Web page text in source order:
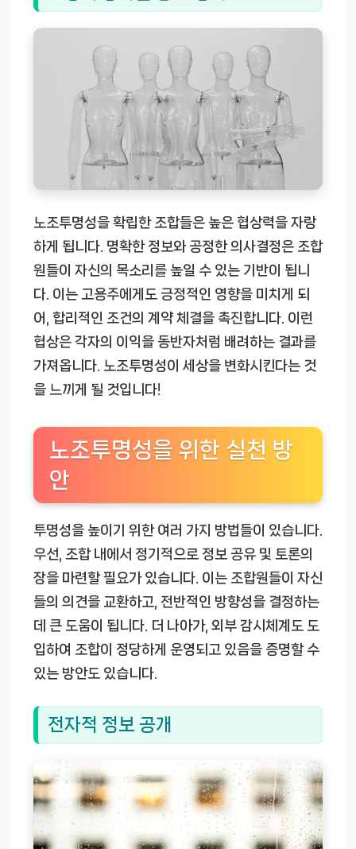
노조투명성을 확립한 조합들은 높은 협상력을 자랑
하게 됩니다. 명확한 정보와 공정한 의사결정은 조합
원들이 자신의 목소리를 높일 수 있는 기반이 됩니
다. 이는 고용주에게도 긍정적인 영향을 미치게 되
어, 합리적인 조건의 계약 체결을 촉진합니다. 이런
협상은 각자의 이익을 동반자처럼 배려하는 결과를
가져옵니다. 노조투명성이 세상을 변화시킨다는 것
을 느끼게 될 것입니다!
노조투명성을 위한 실천 방
안
투명성을 높이기 위한 여러 가지 방법들이 있습니다.
우선, 조합 내에서 정기적으로 정보 공유 및 토론의
장을 마련할 필요가 있습니다. 이는 조합원들이 자신
들의 의견을 교환하고, 전반적인 방향성을 결정하는
데 큰 도움이 됩니다. 더 나아가, 외부 감시체계도 도
입하여 조합이 정당하게 운영되고 있음을 증명할 수
있는 방안도 있습니다.
전자적 정보 공개